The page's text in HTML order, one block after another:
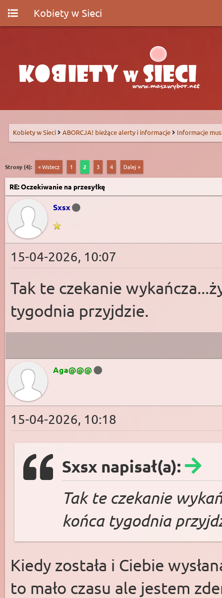
Kobiety w Sieci
Kobiety w Sieci ABORCJA! bieżące alerty i informacje Informacje
Strony (4): « Wstecz 1 2 3 4 Dalej »
RE: Oczekiwanie na przesyłkę
Sxsx
15-04-2026, 10:07
Tak te czekanie
tygodnia przyjdzie.
Aga@@@
15-04-2026, 10:18
Sxsx napisał(a):
Tak te czekanie
końca tygodnia
Kiedy została i Ciebie
to mało czasu ale jestem